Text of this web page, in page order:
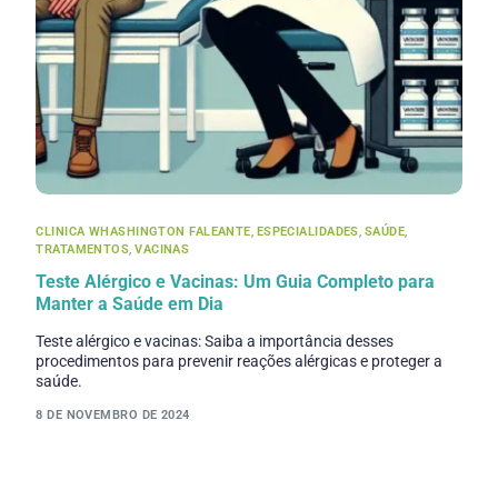
CLINICA WHASHINGTON FALEANTE ESPECIALIDADES SAÚDE
TRATAMENTOS ,VACINAS
Teste Alérgico e Vacinas: Um Guia Completo para
Manter a Saúde em Dia
Teste alérgico e vacinas: Saiba a importância desses
procedimentos para prevenir reações alérgicas e proteger a
saúde.
8 DE NOVEMBRO DE 2024